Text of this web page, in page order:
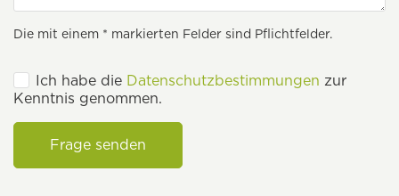
Die mit einem * markierten Felder sind Pflichtfelder.
Ich habe die Datenschutzbestimmungen zur
Kenntnis genommen.
Frage senden